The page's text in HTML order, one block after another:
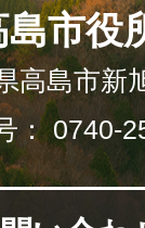
島市役
高島市新
： 0740-